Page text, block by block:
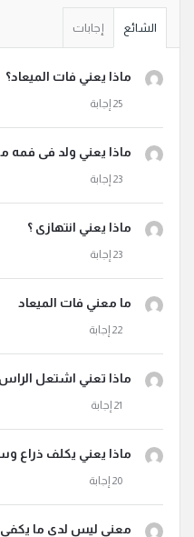
الشائع إجابات
ماذا يعني فات الميعاد؟
ماذا يعني ولد فى
ماذا يعني انتهازى ؟
ما معني فات الميعاد
ماذا تعني اشتعل الراس
ماذا يعني يكلف ذراع
معني ليس لدي ما يكفي